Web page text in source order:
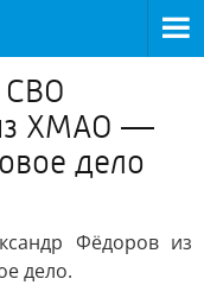
СВО
ХМАО —
дело
Фёдоров из
дело.